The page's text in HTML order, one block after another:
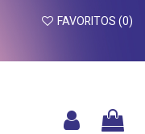
FAVORITOS (0)